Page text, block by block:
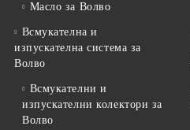
Масло за Волво
Всмукателна и
изпускателна система за
Волво
Всмукателни и
изпускателни колектори за
Волво